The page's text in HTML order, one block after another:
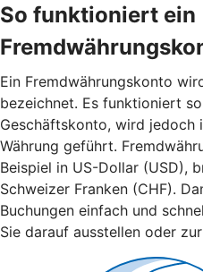
So funktioniert ein
Ein Fremdwährungskonto
bezeichnet. Es funktioniert
Geschäftskonto, wird jedoch
Währung geführt.
Beispiel in US-Dollar (USD),
Schweizer Franken (CHF).
Buchungen einfach und
Sie darauf ausstellen oder